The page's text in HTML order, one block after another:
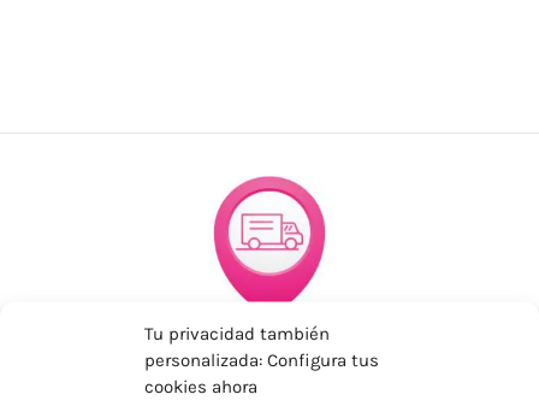
Tu privacidad también
personalizada: Configura tus
cookies ahora
ENVÍOS ECONÓMICOS
Para Península, resto consultar